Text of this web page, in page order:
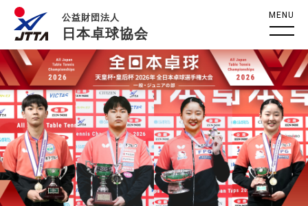
公益財団法人
日本卓球協会
MENU